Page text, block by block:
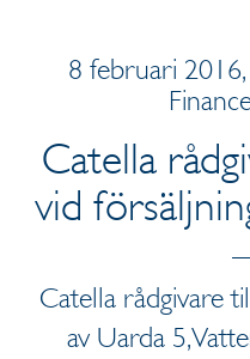
8 februari
Catella
vid
Catella rådgivare
av Uarda 5,